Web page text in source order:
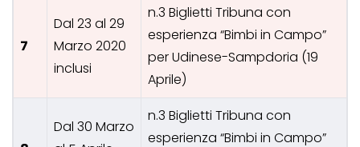
7
Dal 23 al 29
Marzo 2020
inclusi
n.3 Biglietti Tribuna con
esperienza “Bimbi in Campo”
per Udinese-Sampdoria (19
Aprile)
Dal 30 Marzo
n.3 Biglietti Tribuna con
esperienza “Bimbi in Campo”